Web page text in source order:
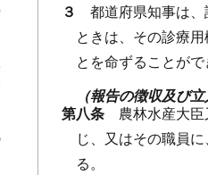
３ 都道府県知事は
ときは、その診療
とを命ずることがで
（報告の徴収及び立
第八条 農林水産大
じ、又はその職員
る。